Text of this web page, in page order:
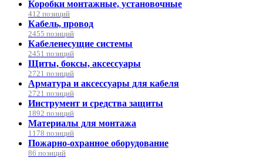
Коробки монтажные, установочные
412 позиций
Кабель, провод
2455 позиций
Кабеленесущие системы
2451 позиций
Щиты, боксы, аксессуары
2721 позиций
Арматура и аксессуары для кабеля
2721 позиций
Инструмент и средства защиты
1892 позиций
Материалы для монтажа
1178 позиций
Пожарно-охранное оборудование
86 позиций